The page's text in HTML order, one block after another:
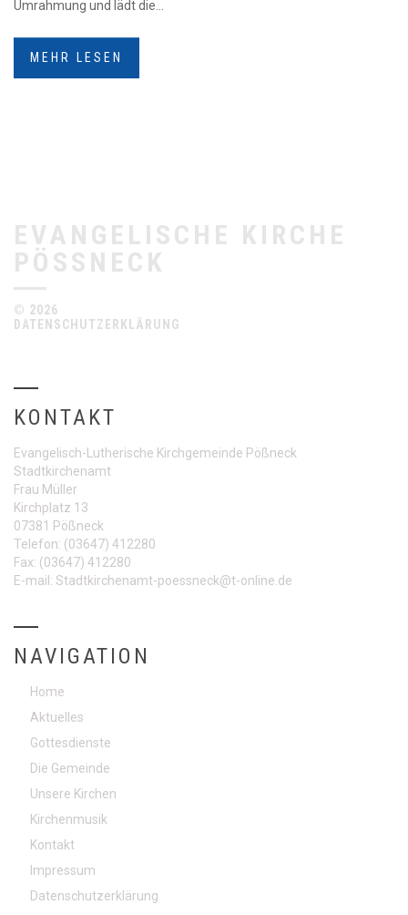
Umrahmung und lädt die...
MEHR LESEN
EVANGELISCHE KIRCHE
PÖSSNECK
© 2026
DATENSCHUTZERKLÄRUNG
KONTAKT
Evangelisch-Lutherische Kirchgemeinde Pößneck
Stadtkirchenamt
Frau Müller
Kirchplatz 13
07381 Pößneck
Telefon: (03647) 412280
Fax: (03647) 412280
E-mail: Stadtkirchenamt-poessneck@t-online.de
NAVIGATION
Home
Aktuelles
Gottesdienste
Die Gemeinde
Unsere Kirchen
Kirchenmusik
Kontakt
Impressum
Datenschutzerklärung